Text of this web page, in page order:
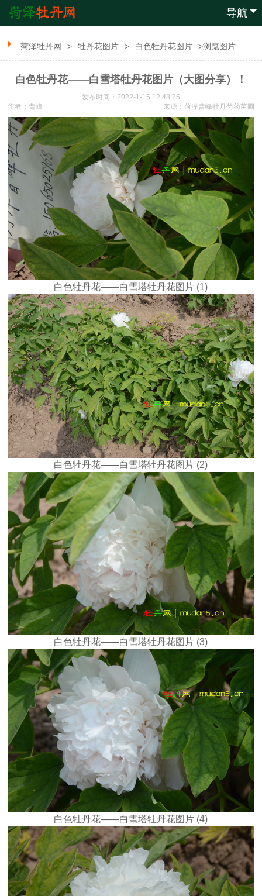
导航
菏泽牡丹网 > 牡丹花图片 > 白色牡丹花图片 >浏览图片
白色牡丹花——白雪塔牡丹花图片（大图分享）！
发布时间：2022-1-15 12:48:25
来源： 菏泽曹峰牡丹芍药苗圃
作者：曹峰
白色牡丹花——白雪塔牡丹花图片 (1)
白色牡丹花——白雪塔牡丹花图片 (2)
白色牡丹花——白雪塔牡丹花图片 (3)
白色牡丹花——白雪塔牡丹花图片 (4)